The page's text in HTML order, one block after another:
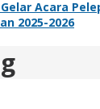
Acara
2025-2026